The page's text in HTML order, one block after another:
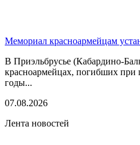
Мемориал красноармейцам
В Приэльбрусье (Кабардино-
красноармейцах, погибших
годы...
07.08.2026
Лента новостей